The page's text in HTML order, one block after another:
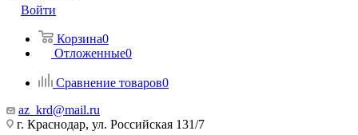
Войти
Корзина0
Отложенные0
Сравнение товаров0
az_krd@mail.ru
г. Краснодар, ул. Российская 131/7